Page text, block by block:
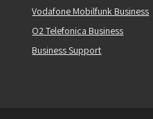
Vodafone Mobilfunk Business
O2 Telefonica Business
Business Support